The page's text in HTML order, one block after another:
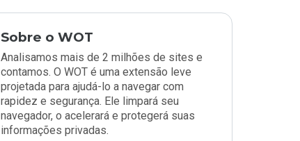
Sobre o WOT
Analisamos mais de 2 milhões de sites e
contamos. O WOT é uma extensão leve
projetada para ajudá-lo a navegar com
rapidez e segurança. Ele limpará seu
navegador, o acelerará e protegerá suas
informações privadas.